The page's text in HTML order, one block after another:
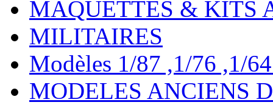
MAQUETTES & KITS
MILITAIRES
Modèles 1/87 ,1/76 ,1/
MODELES ANCIENS